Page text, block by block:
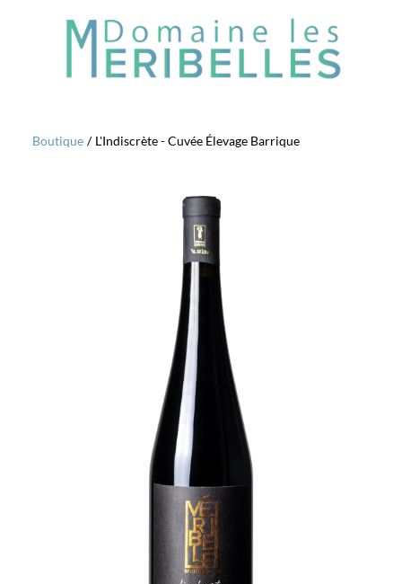
Boutique / L'Indiscrète - Cuvée Élevage Barrique